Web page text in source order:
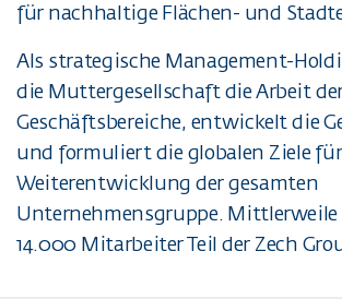
für nachhaltige Flächen- und
Als strategische Management-
die Muttergesellschaft die Arbeit
Geschäftsbereiche, entwickelt die
und formuliert die globalen Ziele
Weiterentwicklung der gesamten
Unternehmensgruppe. Mittlerweile
14.000 Mitarbeiter Teil der Zech